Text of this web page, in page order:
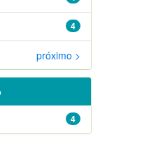
4
próximo >
4